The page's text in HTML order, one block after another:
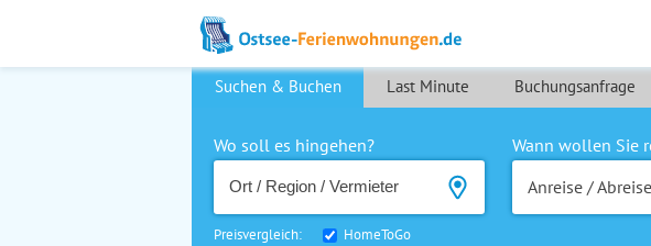
Suchen & Buchen Last Minute Buchungsanfrage
Wo soll es hingehen?
Wann wollen Sie
Anreise / Abreise
Preisvergleich: HomeToGo